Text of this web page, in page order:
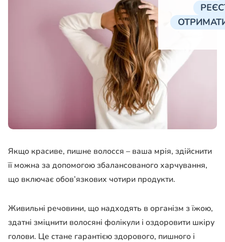
Якщо красиве, пишне волосся – ваша мрія, здійснити
її можна за допомогою збалансованого харчування,
що включає обов’язкових чотири продукти.
Живильні речовини, що надходять в організм з їжою,
здатні зміцнити волосяні фолікули і оздоровити шкіру
голови. Це стане гарантією здорового, пишного і